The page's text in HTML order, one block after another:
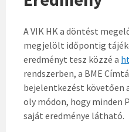
A VIK HK a döntést
megjelölt időpontig
eredményt tesz közzé a
rendszerben, a BME
bejelentkezést követően
oly módon, hogy minden
saját eredménye látható.